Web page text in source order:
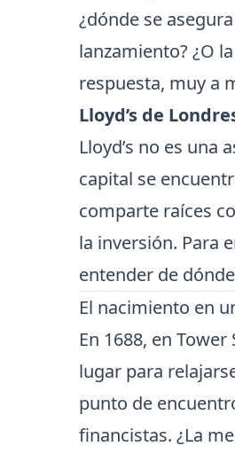
¿dónde se
lanzamiento? ¿O
respuesta, muy a
Lloyd’s de
Lloyd’s no es una
capital se
comparte raíces
la inversión. Para
entender de
El nacimiento en
En 1688, en
lugar para
punto de
financistas. ¿La